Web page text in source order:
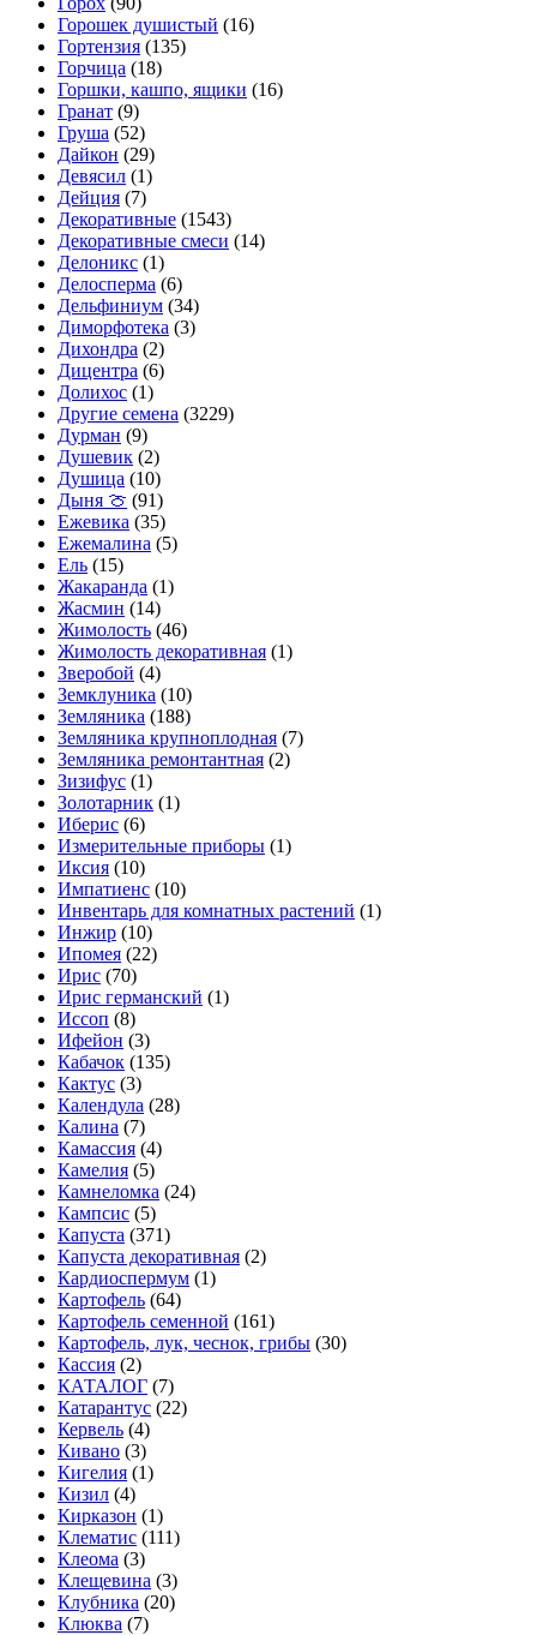
Горошек душистый (16)
Гортензия (135)
Горчица (18)
Горшки, кашпо, ящики (16)
Гранат (9)
Груша (52)
Дайкон (29)
Девясил (1)
Дейция (7)
Декоративные (1543)
Декоративные смеси (14)
Делоникс (1)
Делосперма (6)
Дельфиниум (34)
Диморфотека (3)
Дихондра (2)
Дицентра (6)
Долихос (1)
Другие семена (3229)
Дурман (9)
Душевик (2)
Душица (10)
Дыня 🍈 (91)
Ежевика (35)
Ежемалина (5)
Ель (15)
Жакаранда (1)
Жасмин (14)
Жимолость (46)
Жимолость декоративная (1)
Зверобой (4)
Земклуника (10)
Земляника (188)
Земляника крупноплодная (7)
Земляника ремонтантная (2)
Зизифус (1)
Золотарник (1)
Иберис (6)
Измерительные приборы (1)
Иксия (10)
Импатиенс (10)
Инвентарь для комнатных растений (1)
Инжир (10)
Ипомея (22)
Ирис (70)
Ирис германский (1)
Иссоп (8)
Ифейон (3)
Кабачок (135)
Кактус (3)
Календула (28)
Калина (7)
Камассия (4)
Камелия (5)
Камнеломка (24)
Кампсис (5)
Капуста (371)
Капуста декоративная (2)
Кардиоспермум (1)
Картофель (64)
Картофель семенной (161)
Картофель, лук, чеснок, грибы (30)
Кассия (2)
КАТАЛОГ (7)
Катарантус (22)
Кервель (4)
Кивано (3)
Кигелия (1)
Кизил (4)
Кирказон (1)
Клематис (111)
Клеома (3)
Клещевина (3)
Клубника (20)
Клюква (7)